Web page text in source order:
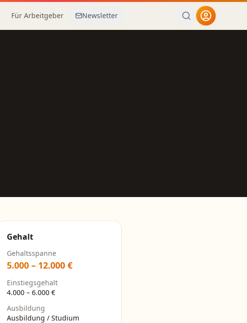
Für Arbeitgeber Newsletter
Gehalt
Gehaltsspanne
5.000 – 12.000 €
Einstiegsgehalt
4.000 – 6.000 €
Ausbildung
Ausbildung / Studium